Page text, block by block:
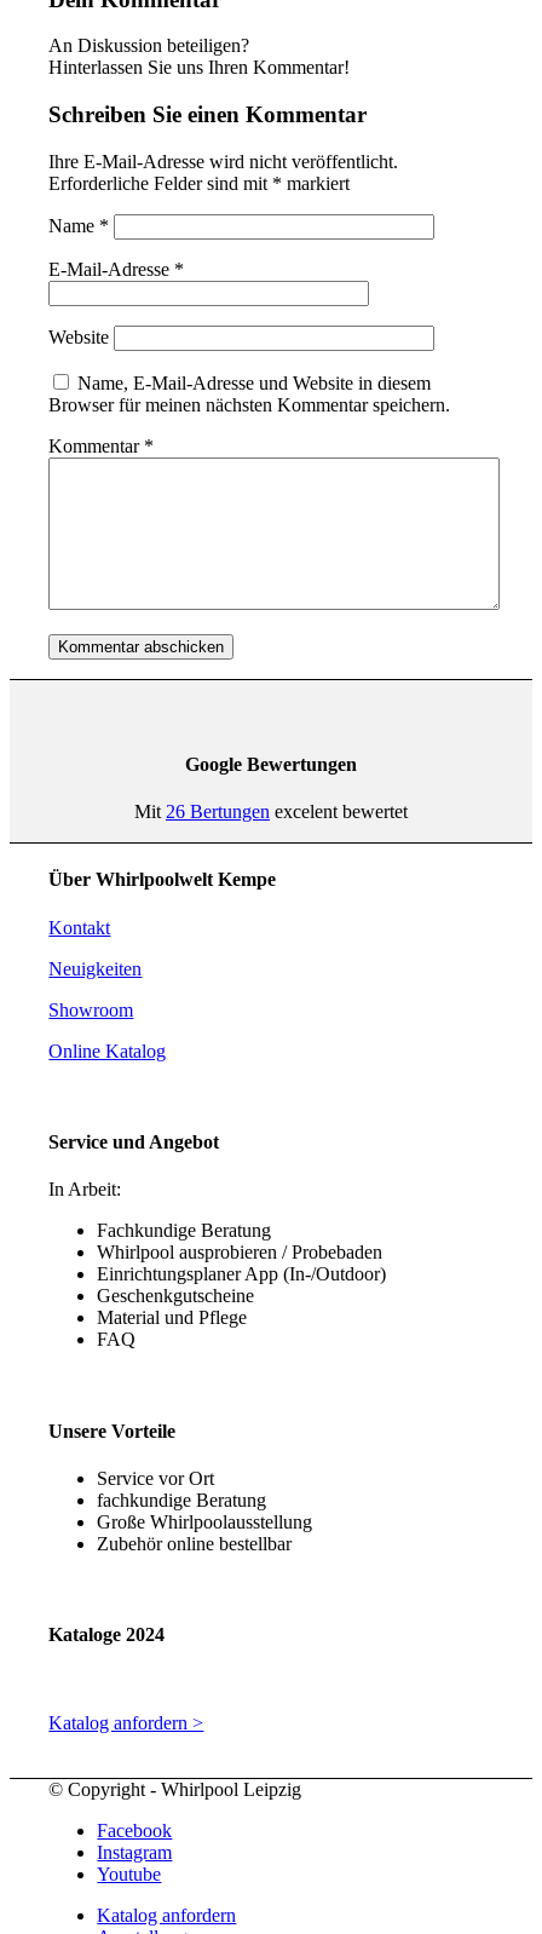
An Diskussion beteiligen?
Hinterlassen Sie uns Ihren Kommentar!
Schreiben Sie einen Kommentar
Ihre E-Mail-Adresse wird nicht veröffentlicht.
Erforderliche Felder sind mit * markiert
Name *
E-Mail-Adresse *
Website
Name, E-Mail-Adresse und Website in diesem
Browser für meinen nächsten Kommentar speichern.
Kommentar *
Google Bewertungen
Mit 26 Bertungen excelent bewertet
Über Whirlpoolwelt Kempe
Kontakt
Neuigkeiten
Showroom
Online Katalog
Service und Angebot
In Arbeit:
Fachkundige Beratung
Whirlpool ausprobieren / Probebaden
Einrichtungsplaner App (In-/Outdoor)
Geschenkgutscheine
Material und Pflege
FAQ
Unsere Vorteile
Service vor Ort
fachkundige Beratung
Große Whirlpoolausstellung
Zubehör online bestellbar
Kataloge 2024
Katalog anfordern >
© Copyright - Whirlpool Leipzig
Facebook
Instagram
Youtube
Katalog anfordern